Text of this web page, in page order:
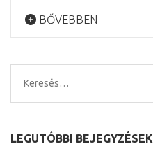
BŐVEBBEN
Keresés:
LEGUTÓBBI BEJEGYZÉSEK